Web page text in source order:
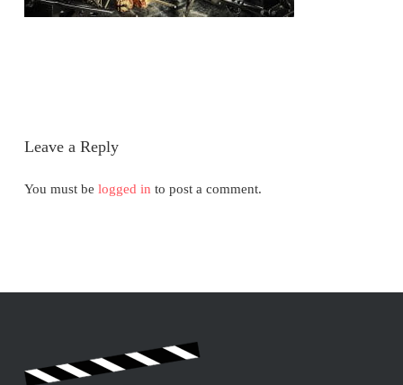
Leave a Reply
You must be logged in to post a comment.